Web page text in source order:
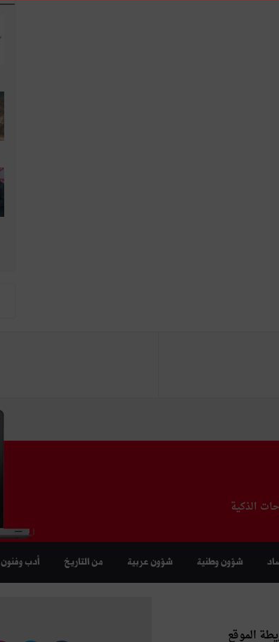
الذكية
شؤون وطنية شؤون عربية من التاريخ أدب وفنون
الموقع